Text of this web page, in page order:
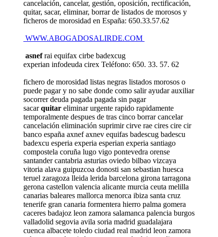
cancelación, cancelar, gestión, oposición, rectificación,
quitar, sacar, eliminar, borrar de listados de morosos y
ficheros de morosidad en España: 650.33.57.62
WWW.ABOGADOSALIRDE.COM
asnefrai equifax cirbe badexcug
experian infodeuda cirex Teléfono: 650. 33. 57. 62
fichero de morosidad listas negras listados morosos o
puede pagar y no sabe donde como salir ayudar auxiliar
socorrer deuda pagada pagada sin pagar
sacarquitar eliminar urgente rapido rapidamente
temporalmente despues de tras cinco borrar cancelar
cancelación eliminación suprimir cirve rae cires cire cir
banco españa axnef axnev equifas badescug badescu
badexcu esperia experia esperian experia santiago
compostela coruña lugo vigo pontevedra orense
santander cantabria asturias oviedo bilbao vizcaya
vitoria alava guipuzcoa donosti san sebastian huesca
teruel zaragoza lleida lerida barcelona girona tarragona
gerona castellon valencia alicante murcia ceuta melilla
canarias baleares mallorca menorca ibiza santa cruz
tenerife gran canaria formentera hierro palma gomera
caceres badajoz leon zamora salamanca palencia burgos
valladolid segovia avila soria madrid guadalajara
cuenca albacete toledo ciudad real madrid leon zamora